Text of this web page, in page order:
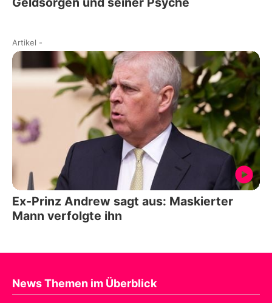
Artikel -
Ex-Prinz Andrew sagt aus: Maskierter
Mann verfolgte ihn
News Themen im Überblick